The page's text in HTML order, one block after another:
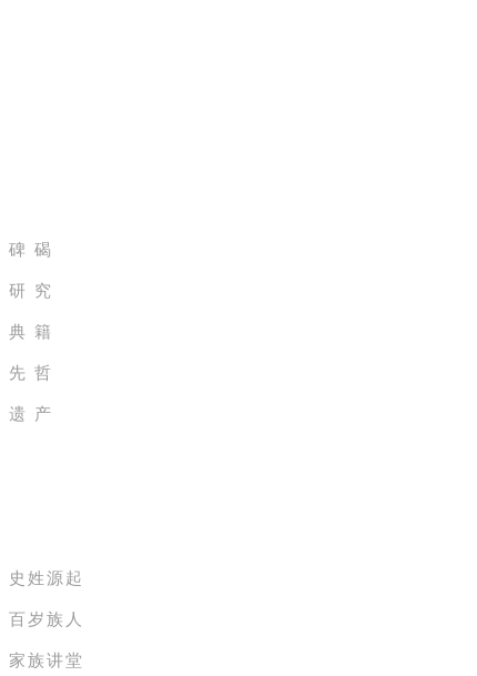
碑 碣
研 究
典 籍
先 哲
遗 产
史姓源起
百岁族人
家族讲堂